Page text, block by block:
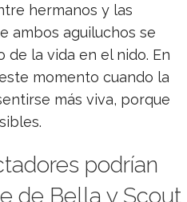
hermanos y las
ambos aguiluchos se
la vida en el nido. En
momento cuando la
más viva, porque
podrían
de Bella y Scout